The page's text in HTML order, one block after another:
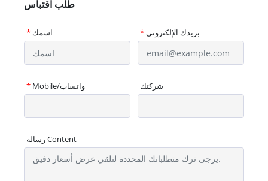
طلب اقتباس
* اسمك *بريدك الإلكتروني
* Mobile/واتساب شركتك
رسالة Content